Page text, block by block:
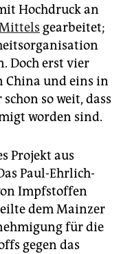
Hochdruck an
gearbeitet;
Doch erst vier
China und eins in
so weit, dass
worden sind.
Projekt aus
Paul-Ehrlich-
Impfstoffen
dem Mainzer
für die
gegen das